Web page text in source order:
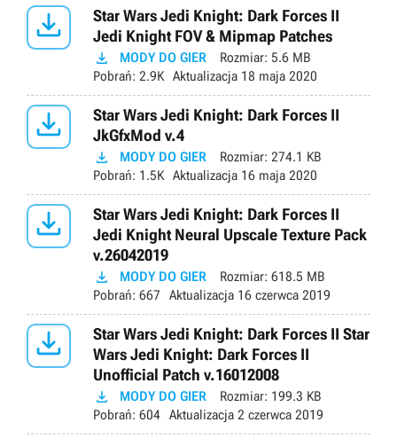

Star Wars Jedi Knight: Dark Forces II
Jedi Knight FOV & Mipmap Patches
 MODY DO GIER Rozmiar: 5.6 MB
Pobrań: 2.9K Aktualizacja 18 maja 2020

Star Wars Jedi Knight: Dark Forces II
JkGfxMod v.4
 MODY DO GIER Rozmiar: 274.1 KB
Pobrań: 1.5K Aktualizacja 16 maja 2020

Star Wars Jedi Knight: Dark Forces II
Jedi Knight Neural Upscale Texture Pack
v.26042019
 MODY DO GIER Rozmiar: 618.5 MB
Pobrań: 667 Aktualizacja 16 czerwca 2019

Star Wars Jedi Knight: Dark Forces II Star
Wars Jedi Knight: Dark Forces II
Unofficial Patch v.16012008
 MODY DO GIER Rozmiar: 199.3 KB
Pobrań: 604 Aktualizacja 2 czerwca 2019